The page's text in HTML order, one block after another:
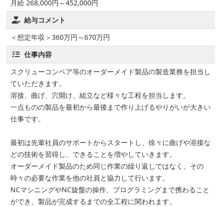
月給 268,000円～452,000円
給与コメント
＜想定年収＞360万円～670万円
仕事内容
スクリューコンベア等のオーダーメイド製品の製造業務を担当し
ていただきます。
溶接、曲げ、穴開け、組立など様々な工程を担当します。
一点ものの製品を最初から最後まで作り上げるやりがいが大きい
仕事です。
最初は先輩社員のサポートからスタートし、徐々に曲げや溶接な
どの技術を習得し、できることを増やしていきます。
オーダーメイド製品のため同じ作業の繰り返しではなく、その
時々の必要な作業を他の社員と協力して行います。
NCマシニングやNC旋盤の操作、プログラミングまで携わること
ができ、製品が完成するまでの全工程に関われます。